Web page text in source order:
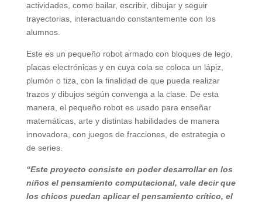
actividades, como bailar, escribir, dibujar y seguir
trayectorias, interactuando constantemente con los
alumnos.
Este es un pequeño robot armado con bloques de lego,
placas electrónicas y en cuya cola se coloca un lápiz,
plumón o tiza, con la finalidad de que pueda realizar
trazos y dibujos según convenga a la clase. De esta
manera, el pequeño robot es usado para enseñar
matemáticas, arte y distintas habilidades de manera
innovadora, con juegos de fracciones, de estrategia o
de series.
“Este proyecto consiste en poder desarrollar en los
niños el pensamiento computacional, vale decir que
los chicos puedan aplicar el pensamiento crítico, el